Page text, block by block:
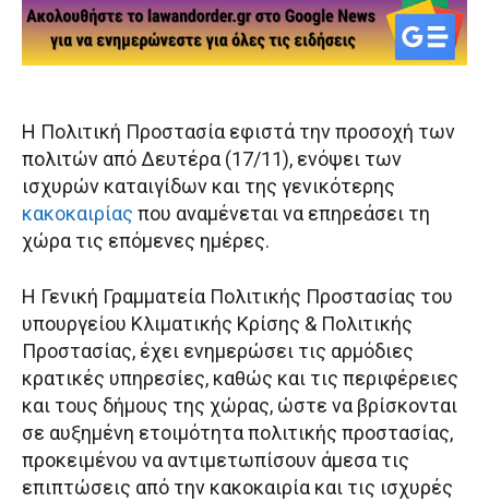
Η Πολιτική Προστασία εφιστά την προσοχή των
πολιτών από Δευτέρα (17/11), ενόψει των
ισχυρών καταιγίδων και της γενικότερης
κακοκαιρίας που αναμένεται να επηρεάσει τη
χώρα τις επόμενες ημέρες.
Η Γενική Γραμματεία Πολιτικής Προστασίας του
υπουργείου Κλιματικής Κρίσης & Πολιτικής
Προστασίας, έχει ενημερώσει τις αρμόδιες
κρατικές υπηρεσίες, καθώς και τις περιφέρειες
και τους δήμους της χώρας, ώστε να βρίσκονται
σε αυξημένη ετοιμότητα πολιτικής προστασίας,
προκειμένου να αντιμετωπίσουν άμεσα τις
επιπτώσεις από την κακοκαιρία και τις ισχυρές